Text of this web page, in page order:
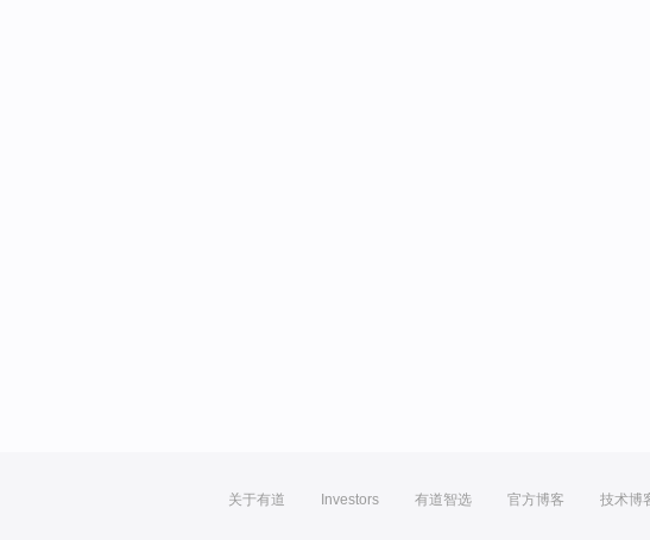
关于有道 Investors 有道智选 官方博客 技术博